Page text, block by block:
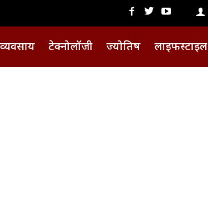
व्यवसाय टेक्नोलॉजी ज्योतिष लाइफस्टाइल